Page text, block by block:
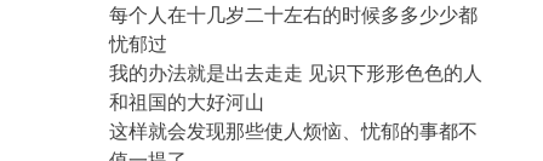
每个人在十几岁二十左右的时候多多少少都
忧郁过
我的办法就是出去走走 见识下形形色色的人
和祖国的大好河山
这样就会发现那些使人烦恼、忧郁的事都不